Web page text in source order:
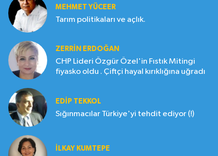
MEHMET YÜCEER
Tarım politikaları ve açlık.
ZERRIN ERDOĞAN
CHP Lideri Özgür Özel'in Fıstık Mitingi
fiyasko oldu . Çiftçi hayal kırıklığına uğradı
EDIP TEKKOL
Sığınmacılar Türkiye'yi tehdit ediyor (!)
İLKAY KUMTEPE